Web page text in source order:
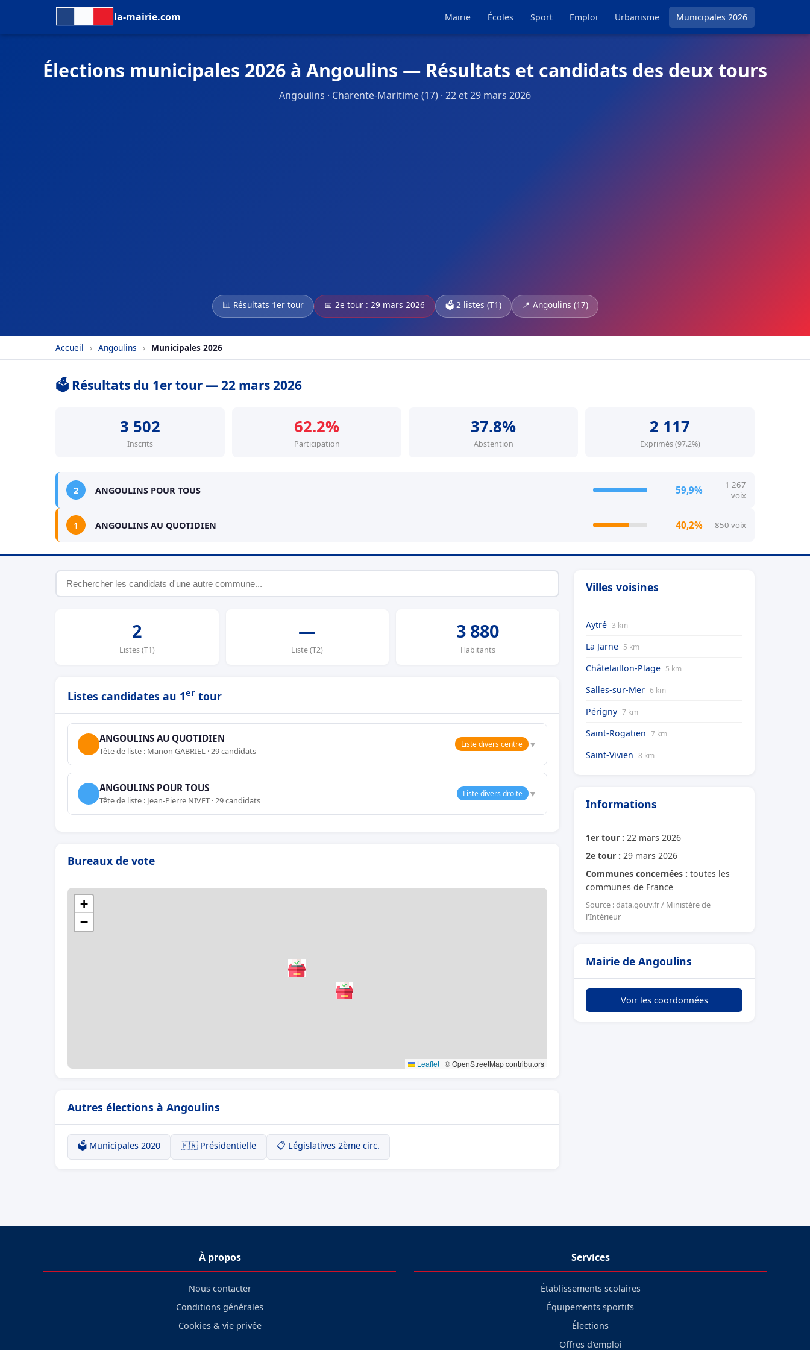
la-mairie.com Mairie Écoles Sport Emploi Urbanisme Municipales 2026
Élections municipales 2026 à Angoulins — Résultats et candidats des deux tours
Angoulins · Charente-Maritime (17) · 22 et 29 mars 2026
📊 Résultats 1er tour 📅 2e tour : 29 mars 2026 🗳️ 2 listes (T1) 📍 Angoulins (17)
Accueil › Angoulins › Municipales 2026
🗳️ Résultats du 1er tour — 22 mars 2026
3 502
Inscrits
62.2%
Participation
37.8%
Abstention
2 117
Exprimés (97.2%)
2 ANGOULINS POUR TOUS 59,9%
1 267
voix
1 ANGOULINS AU QUOTIDIEN 40,2% 850 voix
2
Listes (T1)
—
Liste (T2)
3 880
Habitants
Listes candidates au 1er tour
ANGOULINS AU QUOTIDIEN
Tête de liste : Manon GABRIEL · 29 candidats
Liste divers centre ▼
ANGOULINS POUR TOUS
Tête de liste : Jean-Pierre NIVET · 29 candidats
Liste divers droite ▼
Bureaux de vote
+
−
Leaflet | © OpenStreetMap contributors
Autres élections à Angoulins
🗳️ Municipales 2020 🇫🇷 Présidentielle 📋 Législatives 2ème circ.
Villes voisines
Aytré 3 km
La Jarne 5 km
Châtelaillon-Plage 5 km
Salles-sur-Mer 6 km
Périgny 7 km
Saint-Rogatien 7 km
Saint-Vivien 8 km
Informations
1er tour : 22 mars 2026
2e tour : 29 mars 2026
Communes concernées : toutes les
communes de France
Source : data.gouv.fr / Ministère de
l'Intérieur
Mairie de Angoulins
Voir les coordonnées
À propos
Nous contacter
Conditions générales
Cookies & vie privée
Services
Établissements scolaires
Équipements sportifs
Élections
Offres d'emploi